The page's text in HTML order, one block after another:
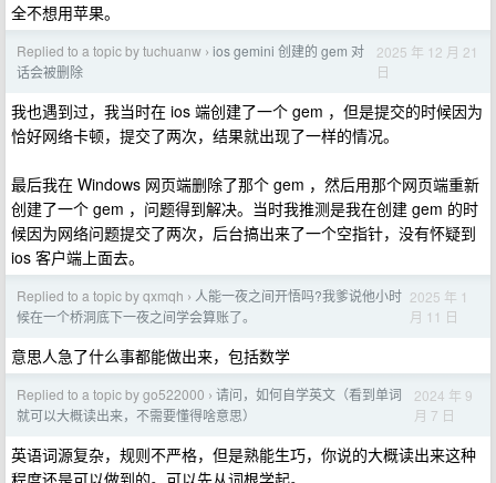
全不想用苹果。
Replied to a topic by tuchuanw › ios gemini 创建的 gem 对
话会被删除
2025 年 12 月 21
日
我也遇到过，我当时在 ios 端创建了一个 gem ，但是提交的时候因为
恰好网络卡顿，提交了两次，结果就出现了一样的情况。
最后我在 Windows 网页端删除了那个 gem ，然后用那个网页端重新
创建了一个 gem ，问题得到解决。当时我推测是我在创建 gem 的时
候因为网络问题提交了两次，后台搞出来了一个空指针，没有怀疑到
ios 客户端上面去。
Replied to a topic by qxmqh › 人能一夜之间开悟吗?我爹说他小时
候在一个桥洞底下一夜之间学会算账了。
2025 年 1
月 11 日
意思人急了什么事都能做出来，包括数学
Replied to a topic by go522000 › 请问，如何自学英文（看到单词
就可以大概读出来，不需要懂得啥意思）
2024 年 9
月 7 日
英语词源复杂，规则不严格，但是熟能生巧，你说的大概读出来这种
程度还是可以做到的。可以先从词根学起。